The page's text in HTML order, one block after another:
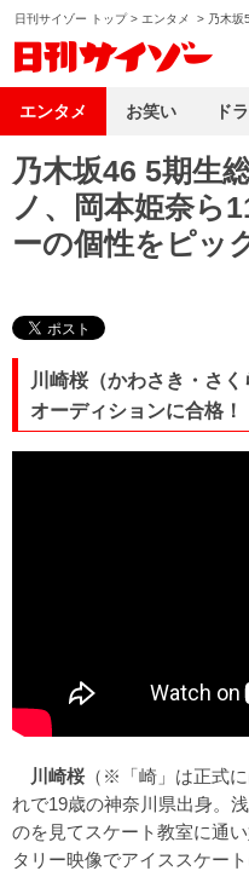
日刊サイゾー トップ> エンタメ > 乃木坂
乃木坂46 5期生
ノ、岡本姫奈ら
ーの個性をピッ
川崎桜（かわさき・さ
オーディションに合格！
川崎桜 （※「崎」は正式
れで19歳の神奈川県出身。
のを見てスケート教室に通
タリー映像でアイススケー
エンタメ お笑い ド